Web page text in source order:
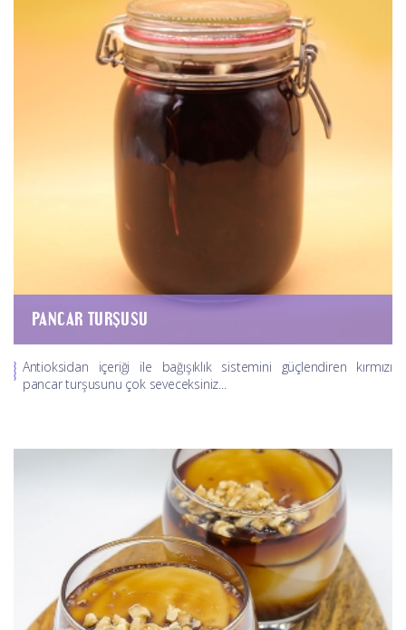
PANCAR TURŞUSU
Antioksidan içeriği ile bağışıklık sistemini güçlendiren kırmızı
pancar turşusunu çok seveceksiniz...